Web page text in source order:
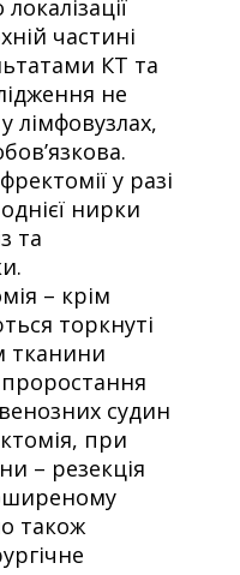
частині
КТ та
не
лімфовузлах,
у разі
нирки
та
– крім
торкнуті
тканини
проростання
судин
при
– резекція
також